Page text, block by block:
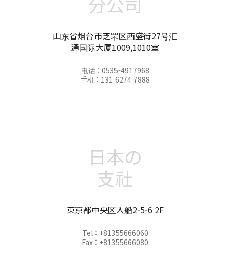
山东省烟台市芝罘区西盛街27号汇
通国际大厦1009,1010室
电话 : 0535-4917968
手机 : 131 6274 7888
日本の
支社
東京都中央区入船2-5-6 2F
Tel : +81355666060
Fax : +81355666080